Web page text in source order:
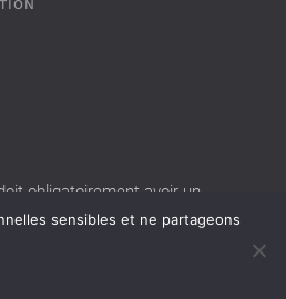
obligatoirement avoir un
sensibles et ne partageons